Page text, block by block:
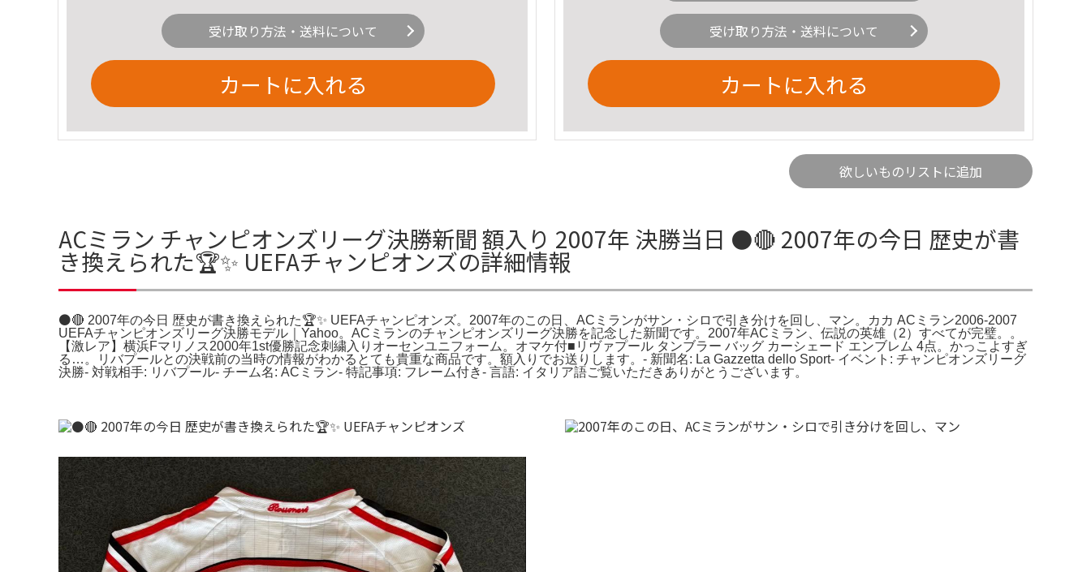
受け取り方法・送料について
カートに入れる
受け取り方法・送料について
カートに入れる
欲しいものリストに追加
ACミラン チャンピオンズリーグ決勝新聞 額入り 2007年 決勝当日 ⚫️🔴 2007年の今日 歴史が書
き換えられた🏆✨ UEFAチャンピオンズの詳細情報
⚫️🔴 2007年の今日 歴史が書き換えられた🏆✨ UEFAチャンピオンズ。2007年のこの日、ACミランがサン・シロで引き分けを回し、マン。カカ ACミラン2006-2007
UEFAチャンピオンズリーグ決勝モデル｜Yahoo。ACミランのチャンピオンズリーグ決勝を記念した新聞です。2007年ACミラン、伝説の英雄（2）すべてが完璧。。
【激レア】横浜Fマリノス2000年1st優勝記念刺繍入りオーセンユニフォーム。オマケ付■リヴァプール タンブラー バッグ カーシェード エンブレム 4点。かっこよすぎ
る…。リバプールとの決戦前の当時の情報がわかるとても貴重な商品です。額入りでお送りします。- 新聞名: La Gazzetta dello Sport- イベント: チャンピオンズリーグ
決勝- 対戦相手: リバプール- チーム名: ACミラン- 特記事項: フレーム付き- 言語: イタリア語ご覧いただきありがとうございます。